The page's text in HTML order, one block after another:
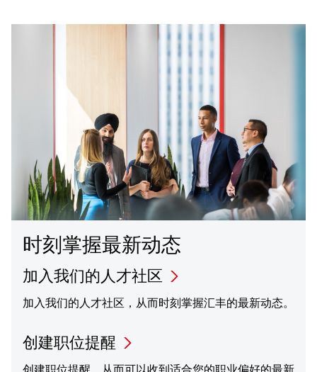
时刻掌握最新动态
加入我们的人才社区
加入我们的人才社区，从而时刻掌握汇丰的最新动态。
创建职位提醒